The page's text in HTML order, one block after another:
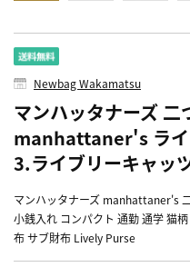
Newbag Wakamatsu
マンハッタナーズ 二
manhattaner's ライ
3.ライブリーキャッ
マンハッタナーズ manhattaner's
小銭入れ コンパクト 通勤 通学 猫
布 サブ財布 Lively Purse